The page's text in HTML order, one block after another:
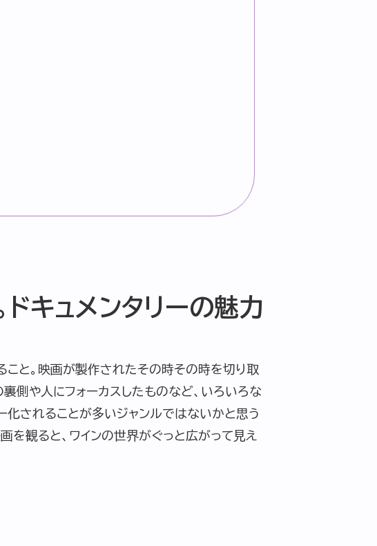
キュメンタリーの魅力
こと。映画が製作されたその時その時を切り取
側や人にフォーカスしたものなど、いろいろな
化されることが多いジャンルではないかと思う
を観ると、ワインの世界がぐっと広がって見え